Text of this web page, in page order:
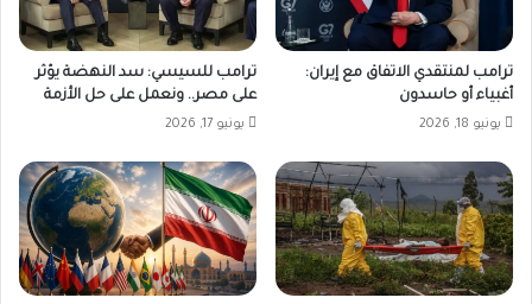
ترامب لمنتقدي الاتفاق مع إيران:
أغبياء أو حاسدون
يونيو 18, 2026
ترامب للسيسي: سد النهضة يؤثر
على مصر.. ونعمل على حل الأزمة
يونيو 17, 2026